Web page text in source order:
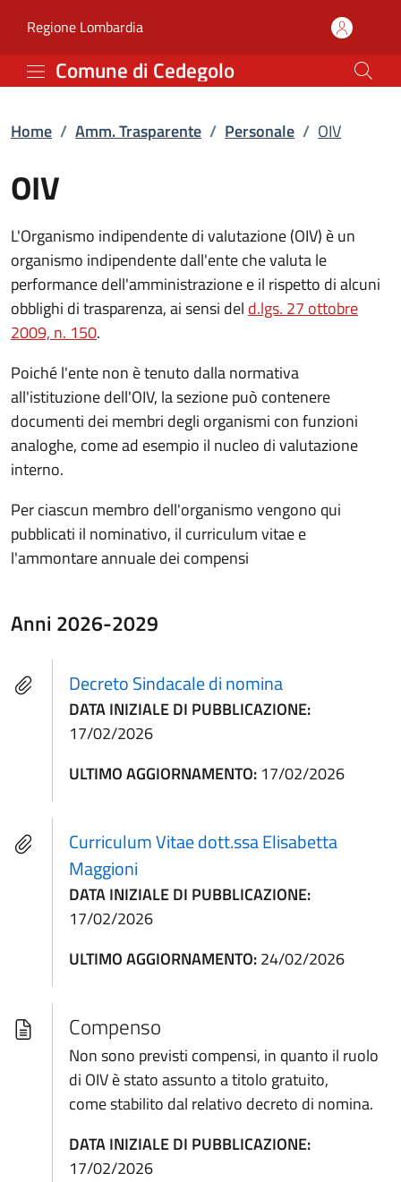
OIV | Personale | Amm.
Regione Lombardia(apre in un'altra scheda).
Comune di Cedegolo
Home / Amm. Trasparente / Personale / OIV
OIV
L'Organismo indipendente di valutazione (OIV) è un
organismo indipendente dall'ente che valuta le
performance dell'amministrazione e il rispetto di alcuni
obblighi di trasparenza, ai sensi del d.lgs. 27 ottobre
2009, n. 150(apre in un'altra scheda).
.
Poiché l'ente non è tenuto dalla normativa
all'istituzione dell'OIV, la sezione può contenere
documenti dei membri degli organismi con funzioni
analoghe, come ad esempio il nucleo di valutazione
interno.
Per ciascun membro dell'organismo vengono qui
pubblicati il nominativo, il curriculum vitae e
l'ammontare annuale dei compensi
Anni 2026-2029
Decreto Sindacale di nomina
DATA INIZIALE DI PUBBLICAZIONE:
17/02/2026
ULTIMO AGGIORNAMENTO: 17/02/2026
Curriculum Vitae dott.ssa Elisabetta
Maggioni
DATA INIZIALE DI PUBBLICAZIONE:
17/02/2026
ULTIMO AGGIORNAMENTO:24/02/2026
Compenso
Non sono previsti compensi, in quanto il ruolo
di OIV è stato assunto a titolo gratuito,
come stabilito dal relativo decreto di nomina.
DATA INIZIALE DI PUBBLICAZIONE:
17/02/2026